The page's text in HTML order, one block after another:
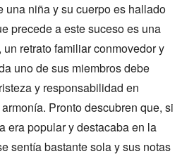
una niña y su cuerpo es hallado
precede a este suceso es una
retrato familiar conmovedor y
uno de sus miembros debe
y responsabilidad en
Pronto descubren que, si
era popular y destacaba en la
sentía bastante sola y sus notas